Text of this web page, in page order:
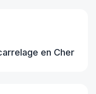
en Cher